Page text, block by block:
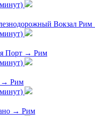
Вокзал
Порт → Рим
→ Рим
→ Рим